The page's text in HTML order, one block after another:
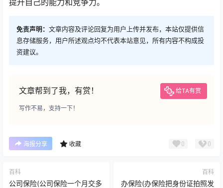
提升自己的能力和竞争力。
免责声明： 文章内容及评论回复为用户上传并发布，本站仅提供信
息存储服务，用户所述观点均不代表本站意见，所有内容不构成投
资建议。
文章帮到了我，有赏！ 给TA有赏
写作不易，支持一下！
海报分享 收藏 0 0
百科
公司保险(公司保险一个月交多
百科
办保险(办保险把身份证拍照发